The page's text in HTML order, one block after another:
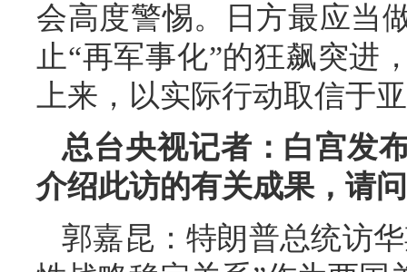
会高度警惕。日方最应当
止“再军事化”的狂飙突进
上来，以实际行动取信于
总台央视记者：白宫发
介绍此访的有关成果，请
郭嘉昆：特朗普总统访